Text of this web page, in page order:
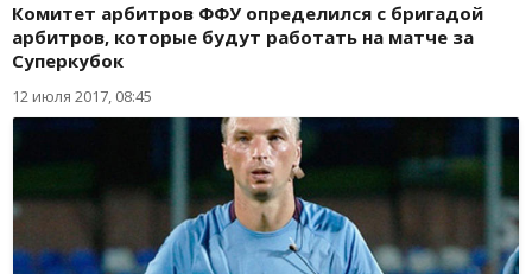
Комитет арбитров ФФУ определился с бригадой
арбитров, которые будут работать на матче за
Суперкубок
12 июля 2017, 08:45